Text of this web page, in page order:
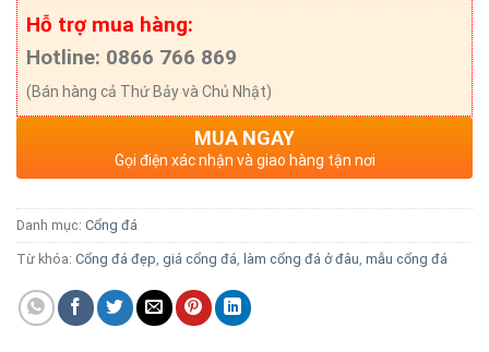
Hỗ trợ mua hàng:
Hotline: 0866 766 869
(Bán hàng cả Thứ Bảy và Chủ Nhật)
MUA NGAY
Gọi điện xác nhận và giao hàng tận nơi
Danh mục: Cổng đá
Từ khóa: Cổng đá đẹp giá cổng đá làm cổng đá ở đâu mẫu cổng đá